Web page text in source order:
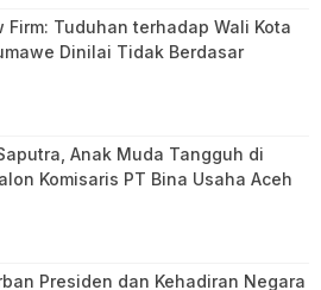
Firm: Tuduhan terhadap Wali Kota
Dinilai Tidak Berdasar
Anak Muda Tangguh di
Komisaris PT Bina Usaha Aceh
Presiden dan Kehadiran Negara